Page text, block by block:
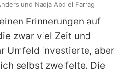
Erinnerungen auf
zwar viel Zeit und
Umfeld investierte, aber
selbst zweifelte. Die
und Nadja Abd el Farrag